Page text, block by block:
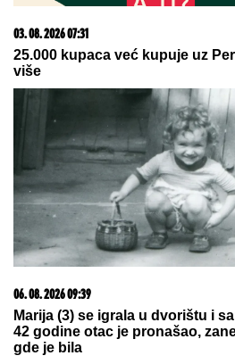
03. 08. 2026 07:31
25.000 kupaca već kupuje uz
više
06. 08. 2026 09:39
Marija (3) se igrala u dvorištu i
42 godine otac je pronašao,
gde je bila